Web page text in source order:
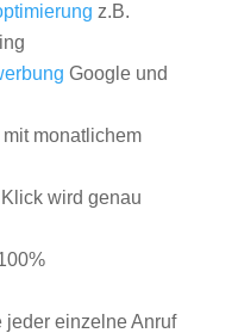
z.B.
Google und
monatlichem
wird genau
jeder einzelne Anruf